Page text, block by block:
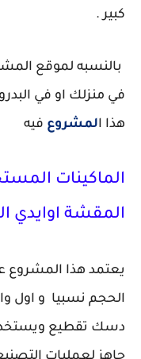
كبير .
بالنسبه لموقع
في منزلك او في
هذا المشروع فيه
الماكينات
المقشة اوايدي
يعتمد هذا المشروع
الحجم نسبيا و اول
دسك تقطيع